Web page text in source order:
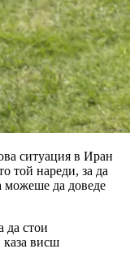
ситуация в Иран
той нареди, за да
можеше да доведе
да стои
висш